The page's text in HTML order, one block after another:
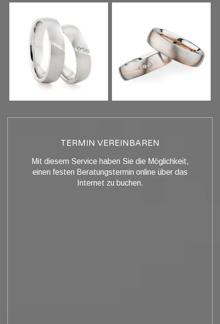
TERMIN VEREINBAREN
Mit diesem Service haben Sie die Möglichkeit,
einen festen Beratungstermin online über das
Internet zu buchen.